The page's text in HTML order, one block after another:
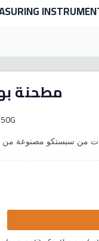
مطحنة
من سبستكو مصنوعة